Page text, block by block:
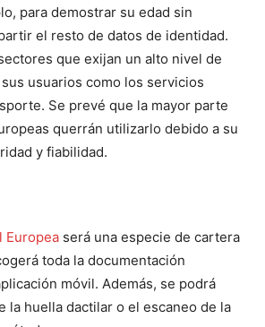
para demostrar su edad sin
el resto de datos de identidad.
que exijan un alto nivel de
usuarios como los servicios
Se prevé que la mayor parte
querrán utilizarlo debido a su
y fiabilidad.
Europea será una especie de cartera
toda la documentación
móvil. Además, se podrá
la huella dactilar o el escaneo de la